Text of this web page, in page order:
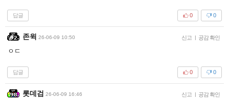
답글 0
0
존윅 26-06-09 10:50 신고 | 공감 확인
ㅇㄷ
답글 0
0
롯데검 26-06-09 16:46 신고 | 공감 확인